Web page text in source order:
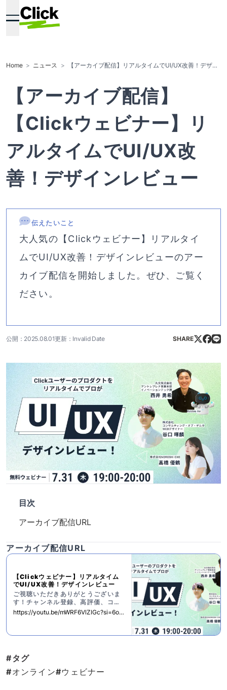
Home ニュース
【アーカイブ配信】リアルタイムでUI/UX改善！デザイ
【アーカイブ配信】
【Clickウェビナー】リ
アルタイムでUI/UX改
善！デザインレビュー
伝えたいこと
大人気の【Clickウェビナー】リアルタイ
ムでUI/UX改善！デザインレビューのアー
カイブ配信を開始しました。ぜひ、ご覧く
ださい。
公開：2025.08.01更新：Invalid Date SHARE
目次
アーカイブ配信URL
アーカイブ配信URL
【Clickウェビナー】リアルタイム
でUI/UX改善！デザインレビュー
ご視聴いただきありがとうございま
す！チャンネル登録、高評価、コメ
ントもぜひよろしくお願いします！7
月31日開催ウェビナーのアーカイブ
はこちらhttps://www.youtube.c
k...
https://youtu.be/mWRF6VlZlGc?si=6oc
#タグ
#オンライン#ウェビナー